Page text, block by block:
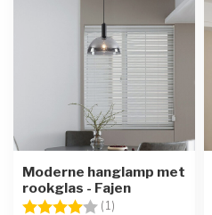
Moderne hanglamp met
rookglas - Fajen
Beoordeling: (1)